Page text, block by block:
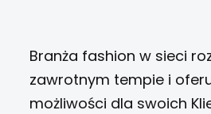
Branża fashion w sieci
zawrotnym tempie i
możliwości dla swoich